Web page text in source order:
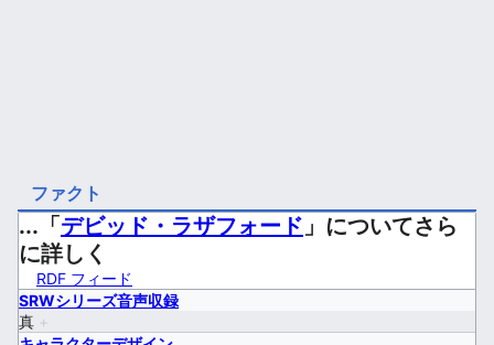
ファクト
...「デビッド・ラザフォード 」についてさら
に詳しく
RDF フィード
SRWシリーズ音声収録
真 +